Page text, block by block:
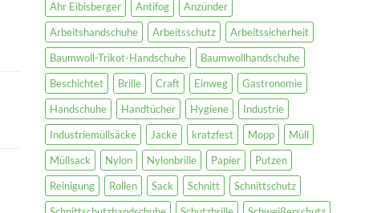
Ahr Eibisberger Antifog
Anzünder
Arbeitshandschuhe
Arbeitsschutz
Arbeitssicherheit
Baumwoll-Trikot-Handschuhe
Baumwollhandschuhe
Beschichtet
Brille Craft Einweg
Gastronomie
Handschuhe
Handtücher Hygiene
Industrie
Industriemüllsäcke
Jacke kratzfest Mopp
Müll
Müllsack
Nylon Nylonbrille Papier
Putzen
Reinigung
Rollen Sack Schnitt
Schnittschutz